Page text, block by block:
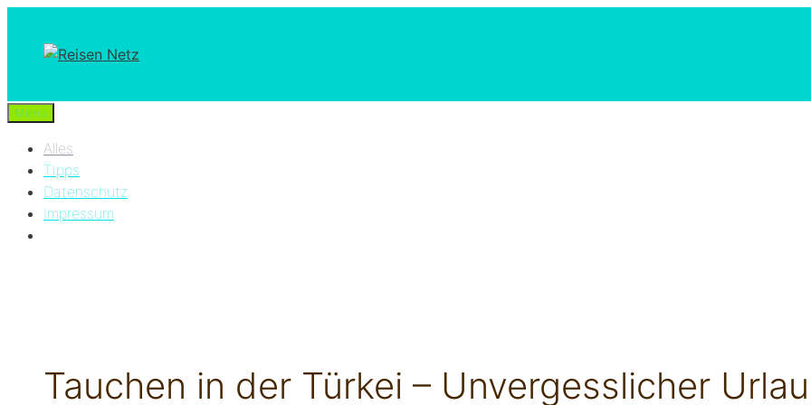
springen
Menü
Alles
Tipps
Datenschutz
Impressum
Tauchen in der Türkei – Unvergesslicher